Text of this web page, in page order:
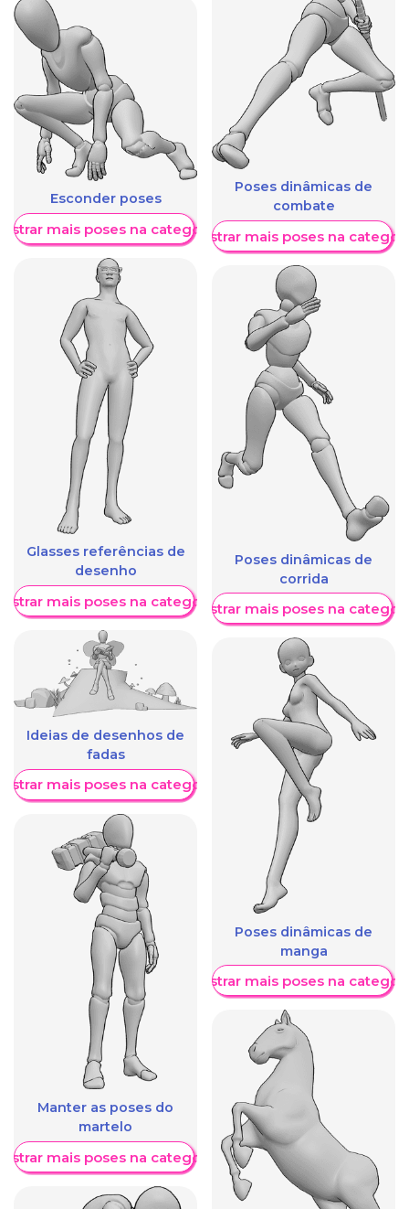
Esconder poses
mais poses na categoria
Glasses referências de
desenho
mais poses na categoria
Ideias de desenhos de
fadas
mais poses na categoria
Manter as poses do
martelo
mais poses na categoria
Poses dinâmicas de
combate
Mostrar mais poses na
Poses dinâmicas de
corrida
Mostrar mais poses na
Poses dinâmicas de
manga
Mostrar mais poses na